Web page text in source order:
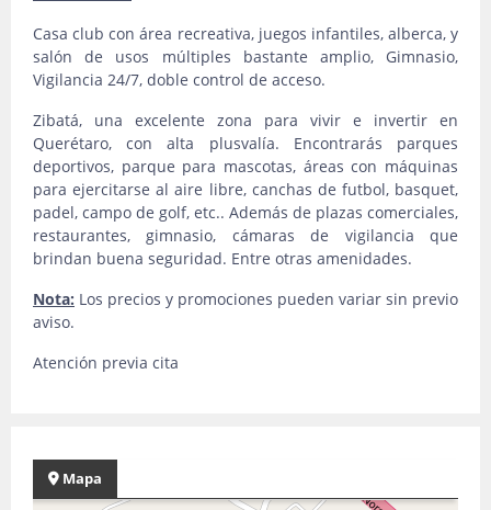
Casa club con área recreativa, juegos infantiles, alberca, y
salón de usos múltiples bastante amplio, Gimnasio,
Vigilancia 24/7, doble control de acceso.
Zibatá, una excelente zona para vivir e invertir en
Querétaro, con alta plusvalía. Encontrarás parques
deportivos, parque para mascotas, áreas con máquinas
para ejercitarse al aire libre, canchas de futbol, basquet,
padel, campo de golf, etc.. Además de plazas comerciales,
restaurantes, gimnasio, cámaras de vigilancia que
brindan buena seguridad. Entre otras amenidades.
Nota: Los precios y promociones pueden variar sin previo
aviso.
Atención previa cita
Mapa